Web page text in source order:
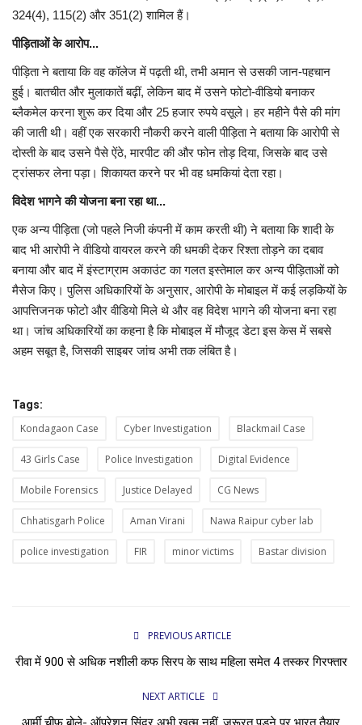
324(4), 115(2) और 351(2) शामिल हैं।
पीड़िताओं के आरोप...
पीड़िता ने बताया कि वह कॉलेज में पढ़ती थी, तभी अमान से उसकी जान-पहचान
हुई। बातचीत और मुलाकातें बढ़ीं, लेकिन बाद में उसने फोटो-वीडियो बनाकर
ब्लैकमेल करना शुरू कर दिया और 25 हजार रुपये वसूले। हर महीने पैसे की मांग
की जाती थी। वहीं एक सरकारी नौकरी करने वाली पीड़िता ने बताया कि आरोपी से
दोस्ती के बाद उसने पैसे ऐंठे, मारपीट की और फोन तोड़ दिया, जिसके बाद उसे
ट्रांसफर लेना पड़ा। शिकायत करने पर भी वह धमकियां देता रहा।
विदेश भागने की योजना बना रहा था...
एक अन्य पीड़िता (जो पहले निजी कंपनी में काम करती थी) ने बताया कि शादी के
बाद भी आरोपी ने वीडियो वायरल करने की धमकी देकर रिश्ता तोड़ने का दबाव
बनाया और बाद में इंस्टाग्राम अकाउंट का गलत इस्तेमाल कर अन्य पीड़िताओं को
मैसेज किए। पुलिस अधिकारियों के अनुसार, आरोपी के मोबाइल में कई लड़कियों के
आपत्तिजनक फोटो और वीडियो मिले थे और वह विदेश भागने की योजना बना रहा
था। जांच अधिकारियों का कहना है कि मोबाइल में मौजूद डेटा इस केस में सबसे
अहम सबूत है, जिसकी साइबर जांच अभी तक लंबित है।
Tags:
Kondagaon Case Cyber Investigation Blackmail Case
43 Girls Case Police Investigation Digital Evidence
Mobile Forensics Justice Delayed CG News
Chhatisgarh Police Aman Virani Nawa Raipur cyber lab
police investigation FIR minor victims Bastar division
PREVIOUS ARTICLE
रीवा में 900 से अधिक नशीली कफ सिरप के साथ महिला समेत 4 तस्कर गिरफ्तार
NEXT ARTICLE